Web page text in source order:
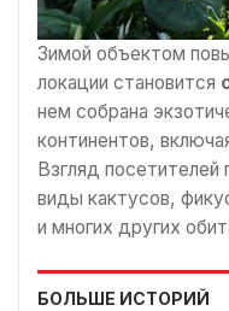
Зимой объектом
локации становится
нем собрана
континентов,
Взгляд
виды кактусов,
и многих других
БОЛЬШЕ ИСТОРИЙ